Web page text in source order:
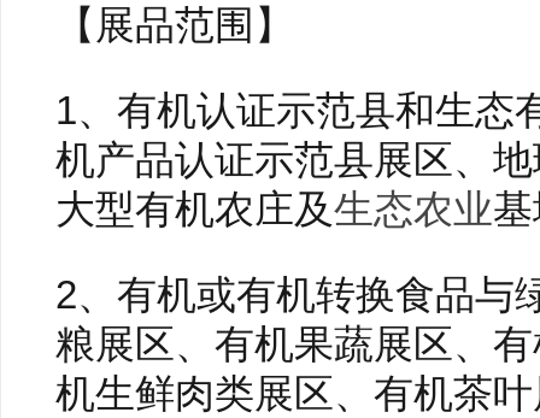
【展品范围】
1、有机认证示范县和生态
机产品认证示范县展区、
大型有机农庄及生态农业
2、有机或有机转换食品与
粮展区、有机果蔬展区、
机生鲜肉类展区、有机茶